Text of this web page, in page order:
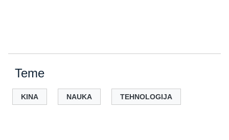
Teme
KINA NAUKA TEHNOLOGIJA